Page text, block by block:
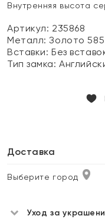
Внутренняя высота
Артикул: 235868
Металл:Золото 585
Вставки:Без
Тип замка:
Доставка
Выберите город
Уход за